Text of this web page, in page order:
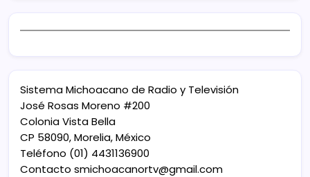
Sistema Michoacano de Radio y Televisión
José Rosas Moreno #200
Colonia Vista Bella
CP 58090, Morelia, México
Teléfono (01) 4431136900
Contacto smichoacanortv@gmail.com